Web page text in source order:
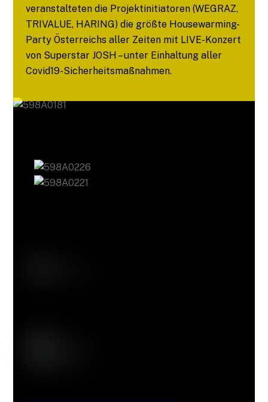
veranstalteten die Projektinitiatoren (WEGRAZ,
TRIVALUE, HARING) die größte Housewarming-
Party Österreichs aller Zeiten mit LIVE-Konzert
von Superstar JOSH – unter Einhaltung aller
Covid19-Sicherheitsmaßnahmen.